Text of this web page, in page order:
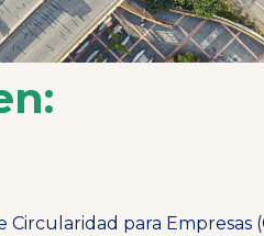
Circularidad para Empresas